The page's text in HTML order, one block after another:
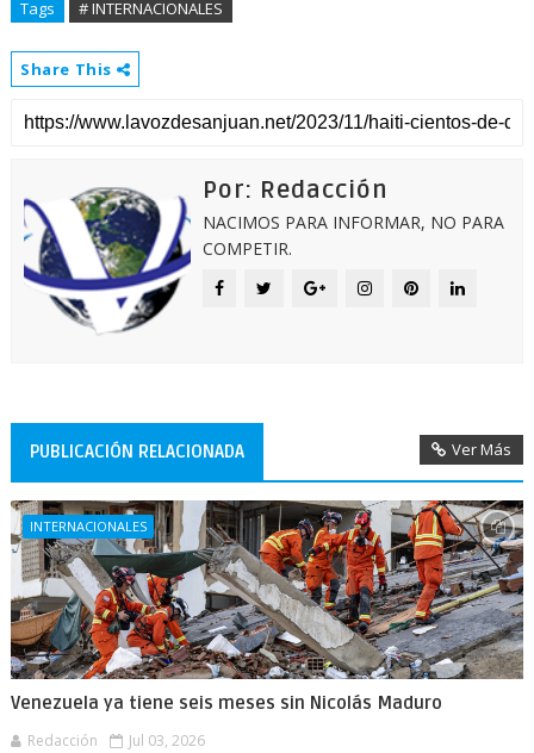
Tags # INTERNACIONALES
Share This
Por: Redacción
NACIMOS PARA INFORMAR, NO PARA
COMPETIR.
PUBLICACIÓN RELACIONADA Ver Más
INTERNACIONALES
Venezuela ya tiene seis meses sin Nicolás Maduro
Redacción Jul 03, 2026